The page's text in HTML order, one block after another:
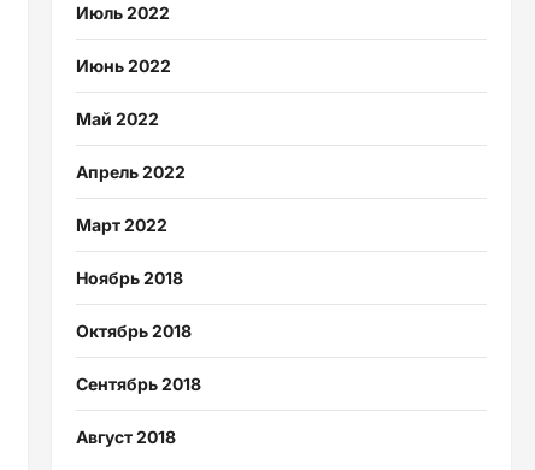
Июль 2022
Июнь 2022
Май 2022
Апрель 2022
Март 2022
Ноябрь 2018
Октябрь 2018
Сентябрь 2018
Август 2018